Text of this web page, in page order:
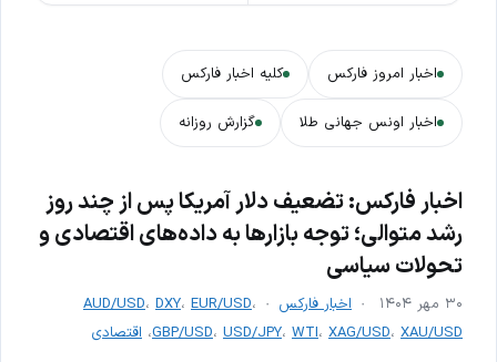
اخبار امروز فارکس کلیه اخبار فارکس
اخبار اونس جهانی طلا گزارش روزانه
اخبار فارکس: تضعیف دلار آمریکا پس از چند روز
رشد متوالی؛ توجه بازارها به داده‌های اقتصادی و
تحولات سیاسی
۳۰ مهر ۱۴۰۴ اخبار فارکس AUD/USD، DXY، EUR/USD،
GBP/USD، USD/JPY، WTI، XAG/USD، XAU/USD ، اقتصادی